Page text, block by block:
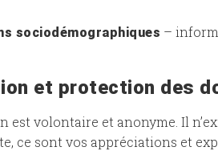
sociodémographiques –
et protection des
est volontaire et anonyme. Il
ce sont vos appréciations et